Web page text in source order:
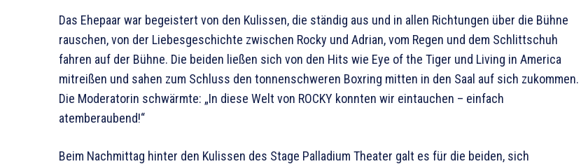
Das Ehepaar war begeistert von den Kulissen, die ständig aus und in allen Richtungen über die Bühne
rauschen, von der Liebesgeschichte zwischen Rocky und Adrian, vom Regen und dem Schlittschuh
fahren auf der Bühne. Die beiden ließen sich von den Hits wie Eye of the Tiger und Living in America
mitreißen und sahen zum Schluss den tonnenschweren Boxring mitten in den Saal auf sich zukommen.
Die Moderatorin schwärmte: „In diese Welt von ROCKY konnten wir eintauchen – einfach
atemberaubend!“
Beim Nachmittag hinter den Kulissen des Stage Palladium Theater galt es für die beiden, sich